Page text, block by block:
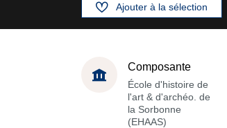
Ajouter à la sélection
Composante
École d'histoire de
l'art & d'archéo. de
la Sorbonne
(EHAAS)